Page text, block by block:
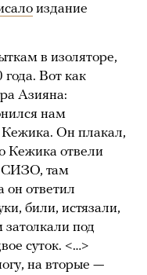
издание
в изоляторе,
года. Вот как
Азияна:
нам
Кежика. Он плакал,
Кежика отвели
СИЗО, там
он ответил
били, истязали,
под
суток. <…>
на вторые —